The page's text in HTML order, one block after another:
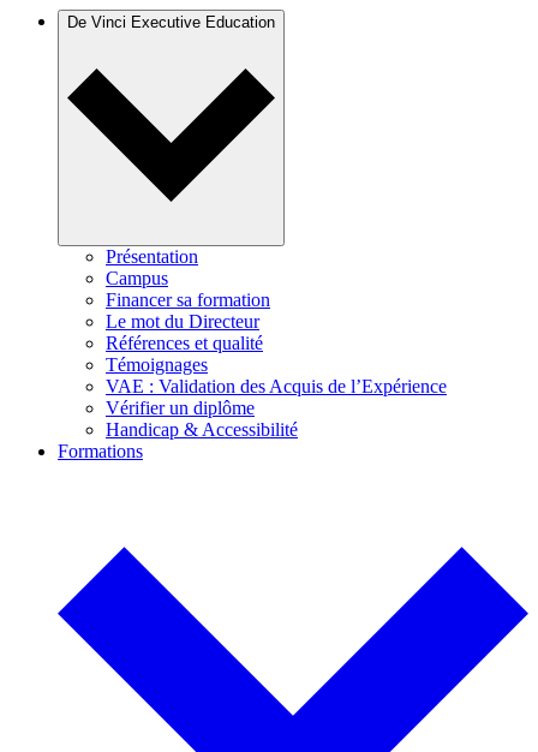
De Vinci Executive Education
Présentation
Campus
Financer sa formation
Le mot du Directeur
Références et qualité
Témoignages
VAE : Validation des Acquis de l’Expérience
Vérifier un diplôme
Handicap & Accessibilité
Formations